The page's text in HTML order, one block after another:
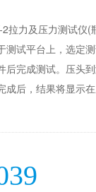
拉力及压力测试仪
测试平台上，选定
后完成测试。压头
后，结果将显示